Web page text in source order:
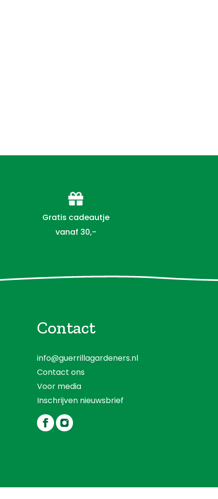
Gratis cadeautje
vanaf 30,-
Contact
info@guerrillagardeners.nl
Contact ons
Voor media
Inschrijven nieuwsbrief